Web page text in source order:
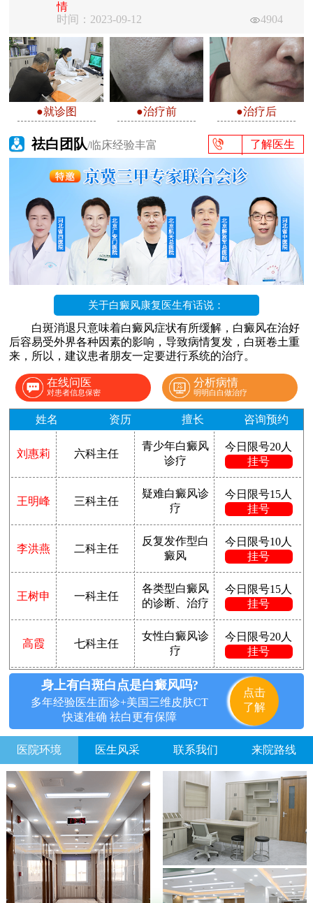
情
时间：2023-09-12
4904
●就诊图 ●治疗前 ●治疗后
祛白团队/临床经验丰富 了解医生
关于白癜风康复医生有话说：
白斑消退只意味着白癜风症状有所缓解，白癜风在治好
后容易受外界各种因素的影响，导致病情复发，白斑卷土重
来，所以，建议患者朋友一定要进行系统的治疗。
在线问医
对患者信息保密
分析病情
明明白白做治疗
姓名 资历 擅长 咨询预约
刘惠莉 六科主任
青少年白癜风
诊疗
今日限号20人
挂号
王明峰 三科主任
疑难白癜风诊
疗
今日限号15人
挂号
李洪燕 二科主任
反复发作型白
癜风
今日限号10人
挂号
王树申 一科主任
各类型白癜风
的诊断、治疗
今日限号15人
挂号
高霞 七科主任
女性白癜风诊
疗
今日限号20人
挂号
身上有白斑白点是白癜风吗?
多年经验医生面诊+美国三维皮肤CT
快速准确 祛白更有保障
点击
了解
医院环境 医生风采 联系我们 来院路线
方便说下您的白癜风症状？